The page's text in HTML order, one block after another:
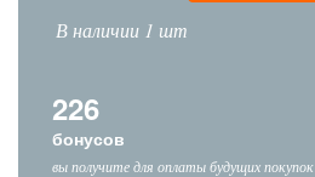
В наличии 1 шт
226
бонусов
вы получите для оплаты будущих покупок